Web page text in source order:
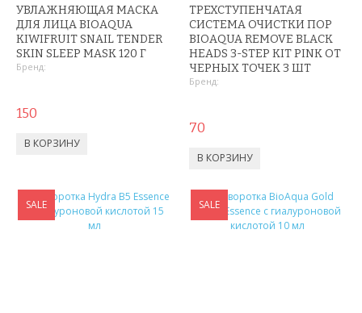
ТРЕНАЖЕРЫ
ХОЗТОВАРЫ
ТЕРМОКРУЖКИ
УВЛАЖНЯЮЩАЯ МАСКА
ДЛЯ ЛИЦА BIOAQUA
KIWIFRUIT SNAIL TENDER
SKIN SLEEP MASK 120 Г
Бренд:
150
ТРЕХСТУПЕНЧАТАЯ
СИСТЕМА ОЧИСТКИ ПОР
BIOAQUA REMOVE BLACK
HEADS 3-STEP KIT PINK ОТ
ЧЕРНЫХ ТОЧЕК 3 ШТ
Бренд:
70
SALE SALE